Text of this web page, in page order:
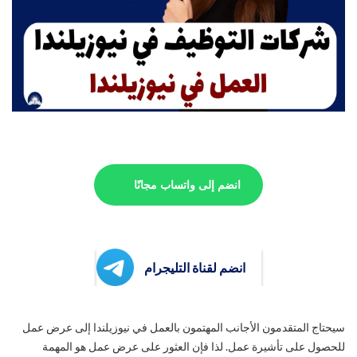
انضم إلى واتساب مجانًا
انضم لقناة التليجرام
سيحتاج المتقدمون الأجانب المهتمون بالعمل في نيوزيلندا إلى عرض عمل
للحصول على تأشيرة عمل. لذا فإن العثور على عرض عمل هو المهمة